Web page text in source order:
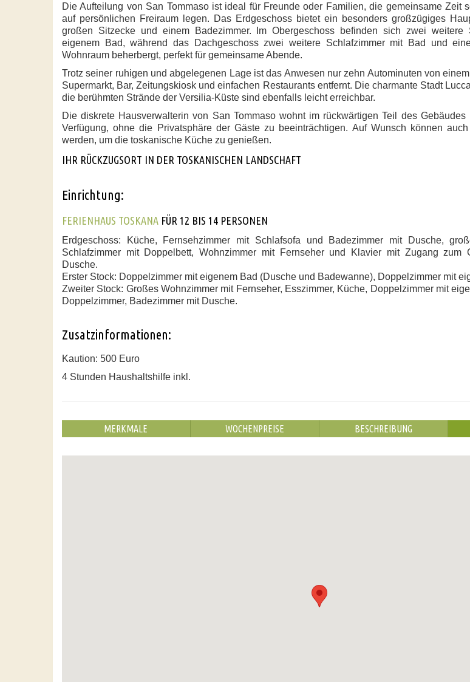
Die Aufteilung von San Tommaso ist ideal für Freunde oder Familien, die gemeinsame Zeit
auf persönlichen Freiraum legen. Das Erdgeschoss bietet ein besonders großzügiges
großen Sitzecke und einem Badezimmer. Im Obergeschoss befinden sich zwei weitere
eigenem Bad, während das Dachgeschoss zwei weitere Schlafzimmer mit Bad und
Wohnraum beherbergt, perfekt für gemeinsame Abende.
Trotz seiner ruhigen und abgelegenen Lage ist das Anwesen nur zehn Autominuten von
Supermarkt, Bar, Zeitungskiosk und einfachen Restaurants entfernt. Die charmante Stadt
die berühmten Strände der Versilia-Küste sind ebenfalls leicht erreichbar.
Die diskrete Hausverwalterin von San Tommaso wohnt im rückwärtigen Teil des
Verfügung, ohne die Privatsphäre der Gäste zu beeinträchtigen. Auf Wunsch können
werden, um die toskanische Küche zu genießen.
IHR RÜCKZUGSORT IN DER TOSKANISCHEN LANDSCHAFT
Einrichtung:
FERIENHAUS TOSKANA FÜR 12 BIS 14 PERSONEN
Erdgeschoss: Küche, Fernsehzimmer mit Schlafsofa und Badezimmer mit Dusche,
Schlafzimmer mit Doppelbett, Wohnzimmer mit Fernseher und Klavier mit Zugang zum
Dusche.
Erster Stock: Doppelzimmer mit eigenem Bad (Dusche und Badewanne), Doppelzimmer mit
Zweiter Stock: Großes Wohnzimmer mit Fernseher, Esszimmer, Küche, Doppelzimmer mit
Doppelzimmer, Badezimmer mit Dusche.
Zusatzinformationen:
Kaution: 500 Euro
4 Stunden Haushaltshilfe inkl.
MERKMALE WOCHENPREISE BESCHREIBUNG